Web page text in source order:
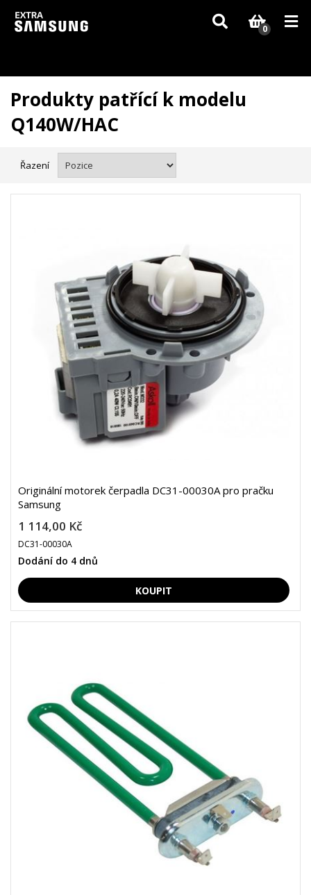
Vzhledem k aktuální situaci se může dodání dílů, které nejsou skladem,
zpozdit. Děkujeme za pochopení.
0
Produkty patřící k modelu
Q140W/HAC
Řazení
Originální motorek čerpadla DC31-00030A pro pračku
Samsung
1 114,00 Kč
DC31-00030A
Dodání do 4 dnů